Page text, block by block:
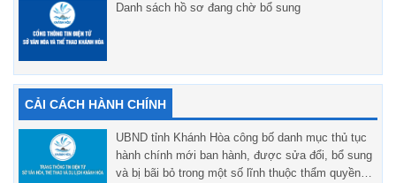
Danh sách hồ sơ đang chờ bổ sung
CẢI CÁCH HÀNH CHÍNH
UBND tỉnh Khánh Hòa công bố danh mục thủ tục
hành chính mới ban hành, được sửa đổi, bổ sung
và bị bãi bỏ trong một số lĩnh thuộc thẩm quyền